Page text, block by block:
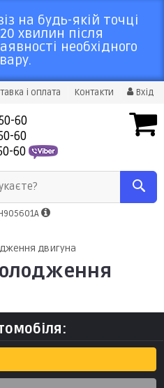
на будь-якій точці
хвилин після
необхідного
і оплата Контакти Вхід
60
60
60
двигуна